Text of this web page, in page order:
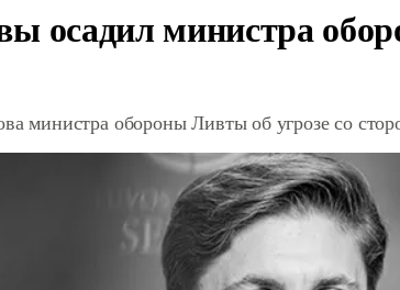
осадил министра
министра обороны Ливты об угрозе со